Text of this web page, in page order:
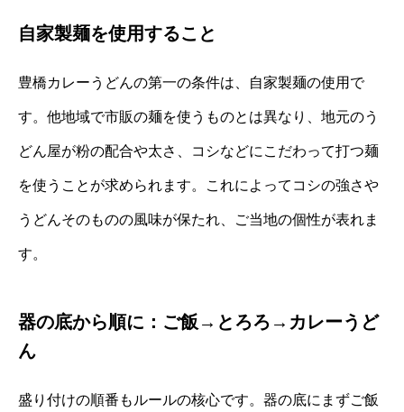
自家製麺を使用すること
豊橋カレーうどんの第一の条件は、自家製麺の使用で
す。他地域で市販の麺を使うものとは異なり、地元のう
どん屋が粉の配合や太さ、コシなどにこだわって打つ麺
を使うことが求められます。これによってコシの強さや
うどんそのものの風味が保たれ、ご当地の個性が表れま
す。
器の底から順に：ご飯→とろろ→カレーうど
ん
盛り付けの順番もルールの核心です。器の底にまずご飯